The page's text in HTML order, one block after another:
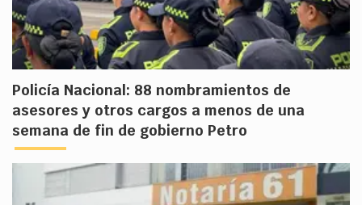
Policía Nacional: 88 nombramientos de
asesores y otros cargos a menos de una
semana de fin de gobierno Petro